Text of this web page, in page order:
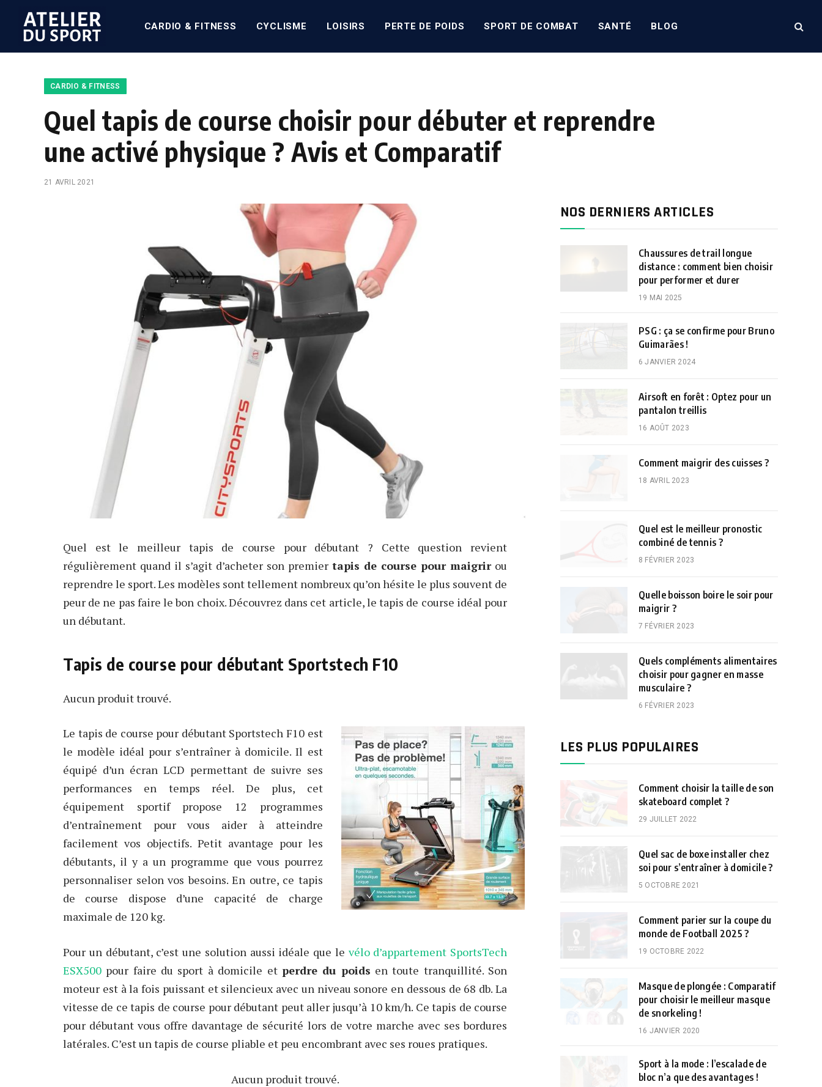
CARDIO & FITNESS CYCLISME LOISIRS PERTE DE POIDS SPORT DE COMBAT SANTÉ BLOG
CARDIO & FITNESS
Quel tapis de course choisir pour débuter et reprendre
une activé physique ? Avis et Comparatif
21 AVRIL 2021
Quel est le meilleur tapis de course pour débutant ? Cette question revient
régulièrement quand il s’agit d’acheter son premier tapis de course pour maigrirou
reprendre le sport. Les modèles sont tellement nombreux qu’on hésite le plus souvent de
peur de ne pas faire le bon choix. Découvrez dans cet article, le tapis de course idéal pour
un débutant.
Tapis de course pour débutant Sportstech F10
Aucun produit trouvé.
Le tapis de course pour débutant Sportstech F10 est
le modèle idéal pour s’entraîner à domicile. Il est
équipé d’un écran LCD permettant de suivre ses
performances en temps réel. De plus, cet
équipement sportif propose 12 programmes
d’entraînement pour vous aider à atteindre
facilement vos objectifs. Petit avantage pour les
débutants, il y a un programme que vous pourrez
personnaliser selon vos besoins. En outre, ce tapis
de course dispose d’une capacité de charge
maximale de 120 kg.
Pour un débutant, c’est une solution aussi idéale que le vélo d’appartement SportsTech
ESX500 pour faire du sport à domicile et perdre du poids en toute tranquillité. Son
moteur est à la fois puissant et silencieux avec un niveau sonore en dessous de 68 db. La
vitesse de ce tapis de course pour débutant peut aller jusqu’à 10 km/h. Ce tapis de course
pour débutant vous offre davantage de sécurité lors de votre marche avec ses bordures
latérales. C’est un tapis de course pliable et peu encombrant avec ses roues pratiques.
Aucun produit trouvé.
NOS DERNIERS ARTICLES
Chaussures de trail longue
distance : comment bien choisir
pour performer et durer
19 MAI 2025
PSG : ça se confirme pour Bruno
Guimarães !
6 JANVIER 2024
Airsoft en forêt : Optez pour un
pantalon treillis
16 AOÛT 2023
Comment maigrir des cuisses ?
18 AVRIL 2023
Quel est le meilleur pronostic
combiné de tennis ?
8 FÉVRIER 2023
Quelle boisson boire le soir pour
maigrir ?
7 FÉVRIER 2023
Quels compléments alimentaires
choisir pour gagner en masse
musculaire ?
6 FÉVRIER 2023
LES PLUS POPULAIRES
Comment choisir la taille de son
skateboard complet ?
29 JUILLET 2022
Quel sac de boxe installer chez
soi pour s’entraîner à domicile ?
5 OCTOBRE 2021
Comment parier sur la coupe du
monde de Football 2025 ?
19 OCTOBRE 2022
Masque de plongée : Comparatif
pour choisir le meilleur masque
de snorkeling !
16 JANVIER 2020
Sport à la mode : l’escalade de
bloc n’a que des avantages !